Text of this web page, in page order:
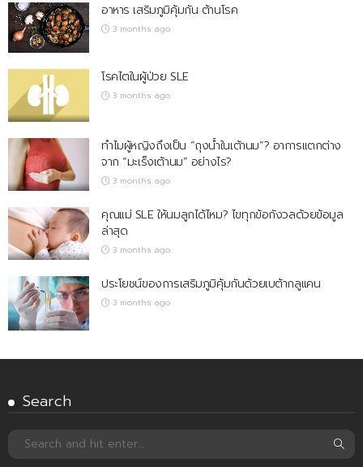
อาหาร เสริมภูมิคุ้มกัน ต้านโรค
3 months ago
โรคไตในผู้ป่วย SLE
3 months ago
ทำไมผู้หญิงถึงเป็น “ถุงน้ำในเต้านม”? อาการแตกต่าง
จาก “มะเร็งเต้านม” อย่างไร?
3 months ago
คุณแม่ SLE ให้นมลูกได้ไหม? ไขทุกข้อกังวลด้วยข้อมูล
ล่าสุด
3 months ago
ประโยชน์ของการเสริมภูมิคุ้มกันด้วยเบต้ากลูแคน
3 months ago
Search